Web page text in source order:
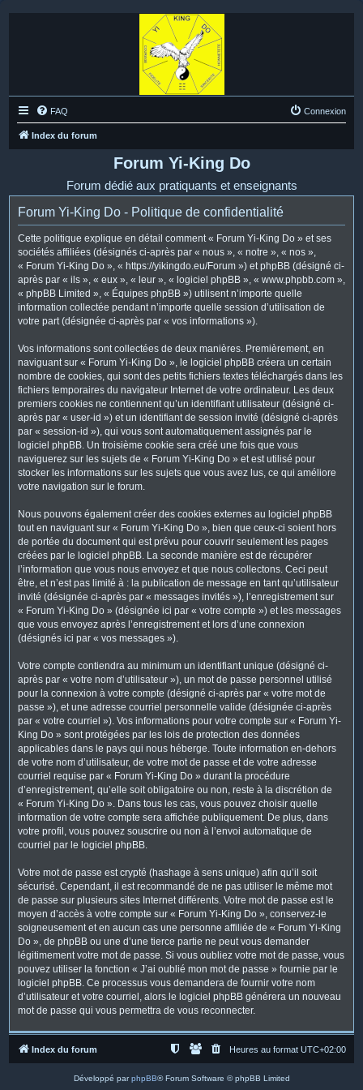
FAQ Connexion
Index du forum
Forum Yi-King Do
Forum dédié aux pratiquants et enseignants
Forum Yi-King Do - Politique de confidentialité
Cette politique explique en détail comment « Forum Yi-King Do » et ses
sociétés affiliées (désignés ci-après par « nous », « notre », « nos »,
« Forum Yi-King Do », « https://yikingdo.eu/Forum ») et phpBB (désigné ci-
après par « ils », « eux », « leur », « logiciel phpBB », « www.phpbb.com »,
« phpBB Limited », « Équipes phpBB ») utilisent n’importe quelle
information collectée pendant n’importe quelle session d’utilisation de
votre part (désignée ci-après par « vos informations »).
Vos informations sont collectées de deux manières. Premièrement, en
naviguant sur « Forum Yi-King Do », le logiciel phpBB créera un certain
nombre de cookies, qui sont des petits fichiers textes téléchargés dans les
fichiers temporaires du navigateur Internet de votre ordinateur. Les deux
premiers cookies ne contiennent qu’un identifiant utilisateur (désigné ci-
après par « user-id ») et un identifiant de session invité (désigné ci-après
par « session-id »), qui vous sont automatiquement assignés par le
logiciel phpBB. Un troisième cookie sera créé une fois que vous
naviguerez sur les sujets de « Forum Yi-King Do » et est utilisé pour
stocker les informations sur les sujets que vous avez lus, ce qui améliore
votre navigation sur le forum.
Nous pouvons également créer des cookies externes au logiciel phpBB
tout en naviguant sur « Forum Yi-King Do », bien que ceux-ci soient hors
de portée du document qui est prévu pour couvrir seulement les pages
créées par le logiciel phpBB. La seconde manière est de récupérer
l’information que vous nous envoyez et que nous collectons. Ceci peut
être, et n’est pas limité à : la publication de message en tant qu’utilisateur
invité (désignée ci-après par « messages invités »), l’enregistrement sur
« Forum Yi-King Do » (désignée ici par « votre compte ») et les messages
que vous envoyez après l’enregistrement et lors d’une connexion
(désignés ici par « vos messages »).
Votre compte contiendra au minimum un identifiant unique (désigné ci-
après par « votre nom d’utilisateur »), un mot de passe personnel utilisé
pour la connexion à votre compte (désigné ci-après par « votre mot de
passe »), et une adresse courriel personnelle valide (désignée ci-après
par « votre courriel »). Vos informations pour votre compte sur « Forum Yi-
King Do » sont protégées par les lois de protection des données
applicables dans le pays qui nous héberge. Toute information en-dehors
de votre nom d’utilisateur, de votre mot de passe et de votre adresse
courriel requise par « Forum Yi-King Do » durant la procédure
d’enregistrement, qu’elle soit obligatoire ou non, reste à la discrétion de
« Forum Yi-King Do ». Dans tous les cas, vous pouvez choisir quelle
information de votre compte sera affichée publiquement. De plus, dans
votre profil, vous pouvez souscrire ou non à l’envoi automatique de
courriel par le logiciel phpBB.
Votre mot de passe est crypté (hashage à sens unique) afin qu’il soit
sécurisé. Cependant, il est recommandé de ne pas utiliser le même mot
de passe sur plusieurs sites Internet différents. Votre mot de passe est le
moyen d’accès à votre compte sur « Forum Yi-King Do », conservez-le
soigneusement et en aucun cas une personne affiliée de « Forum Yi-King
Do », de phpBB ou une d’une tierce partie ne peut vous demander
légitimement votre mot de passe. Si vous oubliez votre mot de passe, vous
pouvez utiliser la fonction « J’ai oublié mon mot de passe » fournie par le
logiciel phpBB. Ce processus vous demandera de fournir votre nom
d’utilisateur et votre courriel, alors le logiciel phpBB générera un nouveau
mot de passe qui vous permettra de vous reconnecter.
Index du forum Heures au format UTC+02:00
Développé parphpBB® Forum Software © phpBB Limited